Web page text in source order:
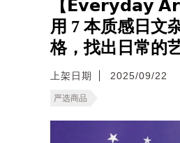
【𝗘𝘃𝗲𝗿𝘆𝗱𝗮𝘆
用 7 本质感日文
格，找出日常的
上架日期 2025/09/22
严选商品